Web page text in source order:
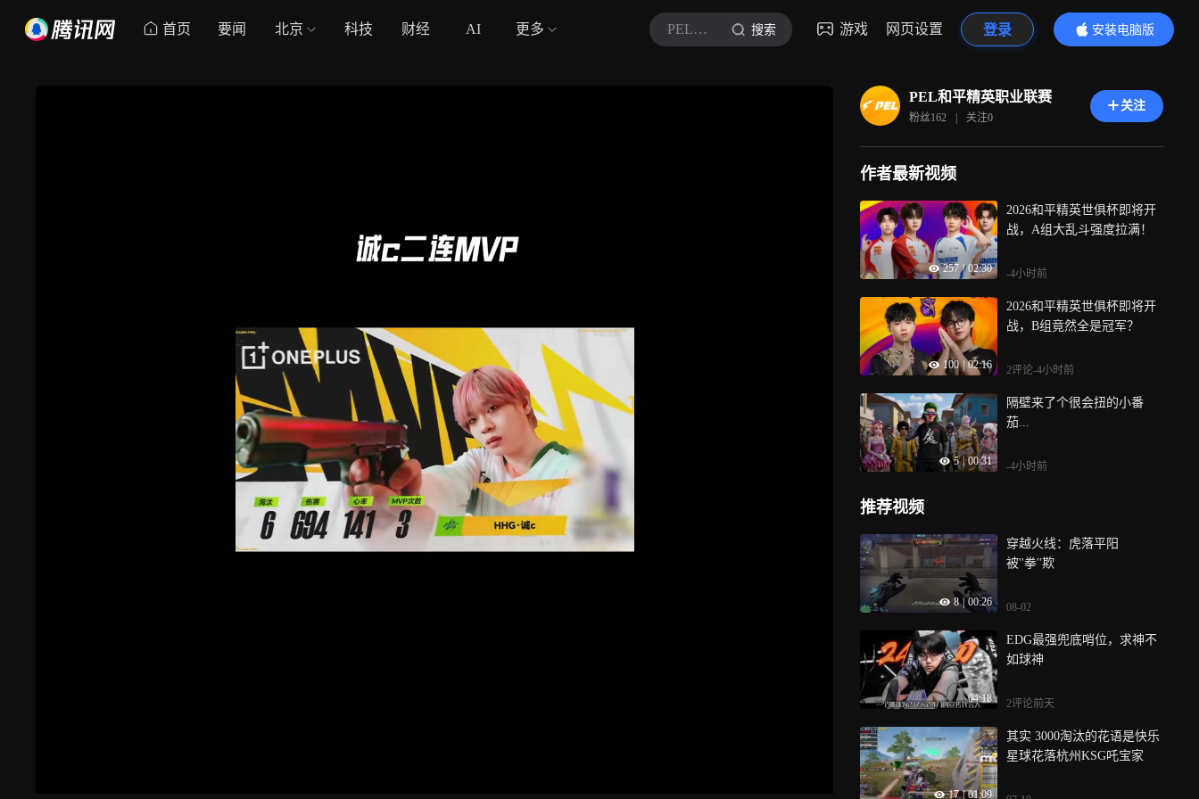
首页 要闻 北京 科技 财经 AI 更多 PEL和平精英职业联赛 搜索 游戏 网页设置 登录
安装电脑版
内容更精彩
PEL和平精英职业联赛
粉丝162 | 关注0
关注
作者最新视频
257 | 02:30
2026和平精英世俱杯即将开
战，A组大乱斗强度拉满！
-4小时前
100 | 02:16
2026和平精英世俱杯即将开
战，B组竟然全是冠军？
2评论-4小时前
5 | 00:31
隔壁来了个很会扭的小番
茄...
-4小时前
推荐视频
8 00:26
穿越火线：虎落平阳
被''拳''欺
08-02
04:18
EDG最强兜底哨位，求神不
如球神
2评论前天
17 | 01:09
其实 3000淘汰的花语是快乐
星球花落杭州KSG吒宝家